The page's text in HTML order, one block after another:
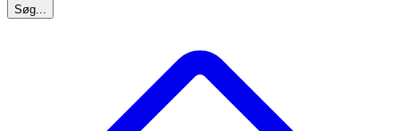
Søg...